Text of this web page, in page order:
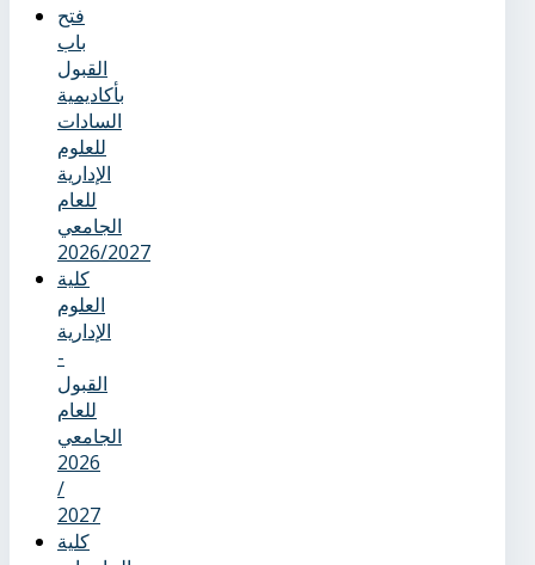
فتح
باب
القبول
بأكاديمية
السادات
للعلوم
الإدارية
للعام
الجامعي
2026/2027
كلية
العلوم
الإدارية
-
القبول
للعام
الجامعي
2026
/
2027
كلية